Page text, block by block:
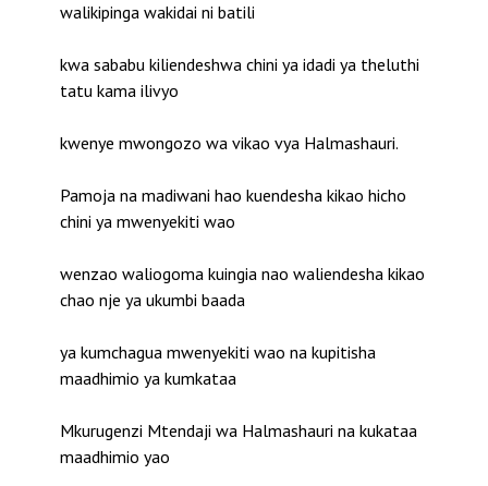
walikipinga wakidai ni batili
kwa sababu kiliendeshwa chini ya idadi ya theluthi
tatu kama ilivyo
kwenye mwongozo wa vikao vya Halmashauri.
Pamoja na madiwani hao kuendesha kikao hicho
chini ya mwenyekiti wao
wenzao waliogoma kuingia nao waliendesha kikao
chao nje ya ukumbi baada
ya kumchagua mwenyekiti wao na kupitisha
maadhimio ya kumkataa
Mkurugenzi Mtendaji wa Halmashauri na kukataa
maadhimio yao